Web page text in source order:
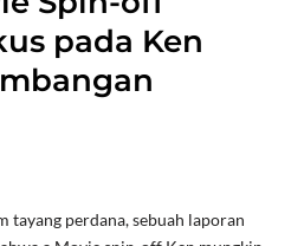
pada Ken
tayang perdana, sebuah laporan